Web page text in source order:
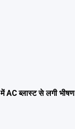
AC ब्लास्ट से लगी भीषण